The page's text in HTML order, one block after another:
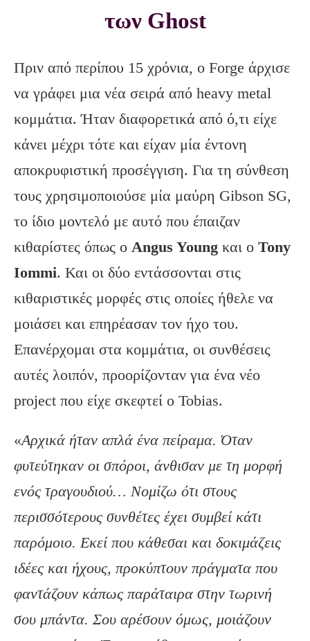
των Ghost
Πριν από περίπου 15 χρόνια, ο Forge άρχισε
να γράφει μια νέα σειρά από heavy metal
κομμάτια. Ήταν διαφορετικά από ό,τι είχε
κάνει μέχρι τότε και είχαν μία έντονη
αποκρυφιστική προσέγγιση. Για τη σύνθεση
τους χρησιμοποιούσε μία μαύρη Gibson SG,
το ίδιο μοντελό με αυτό που έπαιζαν
κιθαρίστες όπως ο Angus Young και ο Tony
Iommi. Και οι δύο εντάσσονται στις
κιθαριστικές μορφές στις οποίες ήθελε να
μοιάσει και επηρέασαν τον ήχο του.
Επανέρχομαι στα κομμάτια, οι συνθέσεις
αυτές λοιπόν, προορίζονταν για ένα νέο
project που είχε σκεφτεί ο Tobias.
«Αρχικά ήταν απλά ένα πείραμα. Όταν
φυτεύτηκαν οι σπόροι, άνθισαν με τη μορφή
ενός τραγουδιού… Νομίζω ότι στους
περισσότερους συνθέτες έχει συμβεί κάτι
παρόμοιο. Εκεί που κάθεσαι και δοκιμάζεις
ιδέες και ήχους, προκύπτουν πράγματα που
φαντάζουν κάπως παράταιρα στην τωρινή
σου μπάντα. Σου αρέσουν όμως, μοιάζουν